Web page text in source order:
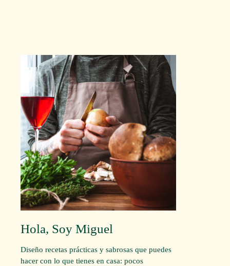
Hola, Soy Miguel
Diseño recetas prácticas y sabrosas que puedes
hacer con lo que tienes en casa: pocos